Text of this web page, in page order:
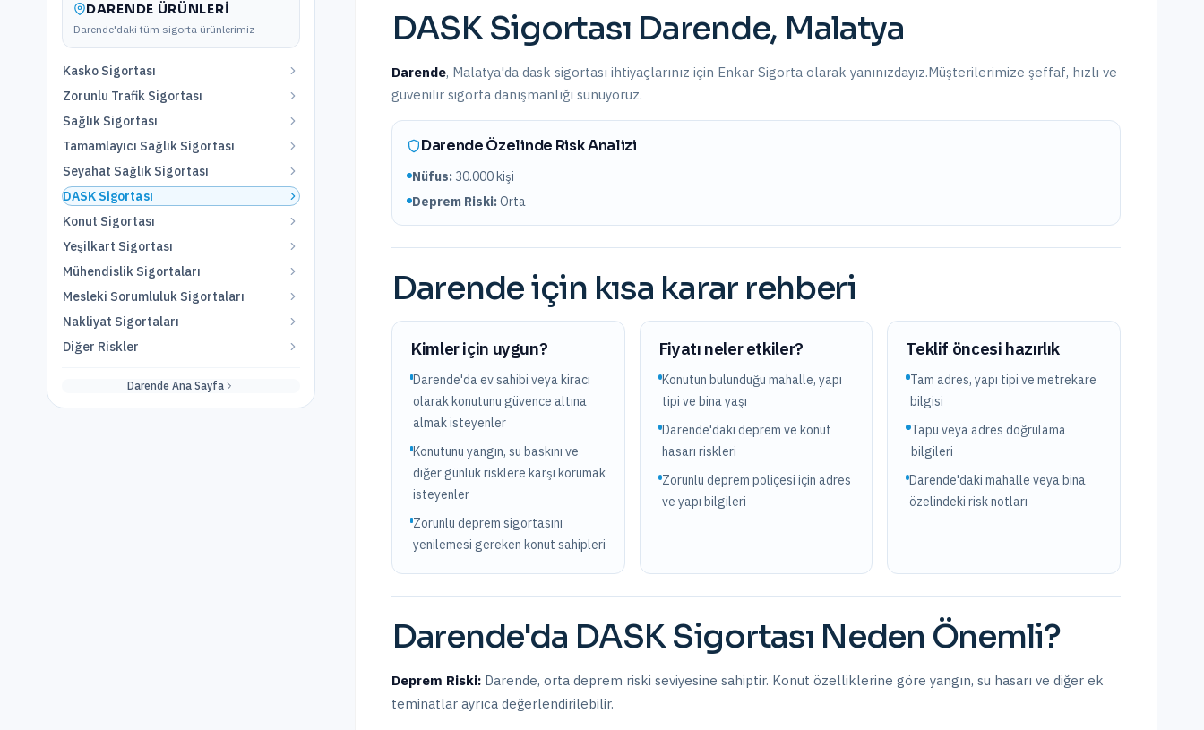
DARENDE ÜRÜNLERI
Darende'daki tüm sigorta ürünlerimiz
Kasko Sigortası
Zorunlu Trafik Sigortası
Sağlık Sigortası
Tamamlayıcı Sağlık Sigortası
Seyahat Sağlık Sigortası
DASK Sigortası
Konut Sigortası
Yeşilkart Sigortası
Mühendislik Sigortaları
Mesleki Sorumluluk Sigortaları
Nakliyat Sigortaları
Diğer Riskler
Darende Ana Sayfa
DASK Sigortası Darende, Malatya
Darende, Malatya'da dask sigortası ihtiyaçlarınız için Enkar Sigorta olarak yanınızdayız.Müşterilerimize şeffaf, hızlı ve
güvenilir sigorta danışmanlığı sunuyoruz.
DarendeÖzelinde Risk Analizi
Nüfus: 30.000kişi
Deprem Riski:Orta
Darendeiçin kısa karar rehberi
Kimler için uygun?
Darende'da ev sahibi veya kiracı
olarak konutunu güvence altına
almak isteyenler
Konutunu yangın, su baskını ve
diğer günlük risklere karşı korumak
isteyenler
Zorunlu deprem sigortasını
yenilemesi gereken konut sahipleri
Fiyatı neler etkiler?
Konutun bulunduğu mahalle, yapı
tipi ve bina yaşı
Darende'daki deprem ve konut
hasarı riskleri
Zorunlu deprem poliçesi için adres
ve yapı bilgileri
Teklif öncesi hazırlık
Tam adres, yapı tipi ve metrekare
bilgisi
Tapu veya adres doğrulama
bilgileri
Darende'daki mahalle veya bina
özelindeki risk notları
Darende'da DASK Sigortası Neden Önemli?
Deprem Riski: Darende, orta deprem riski seviyesine sahiptir. Konut özelliklerine göre yangın, su hasarı ve diğer ek
teminatlar ayrıca değerlendirilebilir.